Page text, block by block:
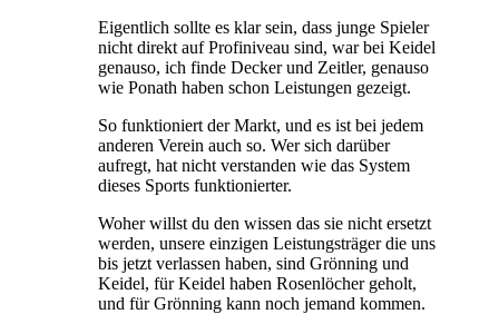
Eigentlich sollte es klar sein, dass junge Spieler
nicht direkt auf Profiniveau sind, war bei Keidel
genauso, ich finde Decker und Zeitler, genauso
wie Ponath haben schon Leistungen gezeigt.
So funktioniert der Markt, und es ist bei jedem
anderen Verein auch so. Wer sich darüber
aufregt, hat nicht verstanden wie das System
dieses Sports funktionierter.
Woher willst du den wissen das sie nicht ersetzt
werden, unsere einzigen Leistungsträger die uns
bis jetzt verlassen haben, sind Grönning und
Keidel, für Keidel haben Rosenlöcher geholt,
und für Grönning kann noch jemand kommen.